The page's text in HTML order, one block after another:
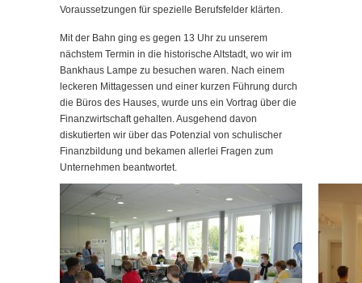
Voraussetzungen für spezielle Berufsfelder klärten.
Mit der Bahn ging es gegen 13 Uhr zu unserem
nächstem Termin in die historische Altstadt, wo wir im
Bankhaus Lampe zu besuchen waren. Nach einem
leckeren Mittagessen und einer kurzen Führung durch
die Büros des Hauses, wurde uns ein Vortrag über die
Finanzwirtschaft gehalten. Ausgehend davon
diskutierten wir über das Potenzial von schulischer
Finanzbildung und bekamen allerlei Fragen zum
Unternehmen beantwortet.